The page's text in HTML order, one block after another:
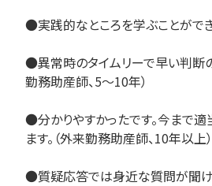
●実践的なところを学ぶことができ
●異常時のタイムリーで早い判断
勤務助産師、5～10年）
●分かりやすかったです。今まで
ます。（外来勤務助産師、10年以上）
●質疑応答では身近な質問が聞け